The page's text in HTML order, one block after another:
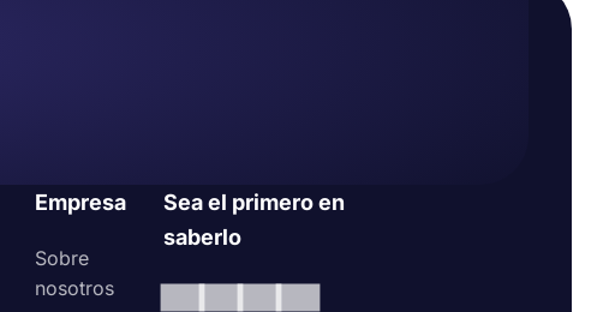
Empresa
Sobre
nosotros
Sea el primero en
saberlo